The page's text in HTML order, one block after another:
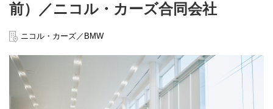
前）／ニコル・カーズ合同会社
ニコル・カーズ／BMW